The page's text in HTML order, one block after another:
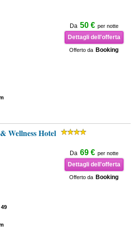
Da 50 € per notte
Dettagli dell'offerta
Offerto da Booking
Wellness Hotel
Da 69 € per notte
Dettagli dell'offerta
Offerto da Booking